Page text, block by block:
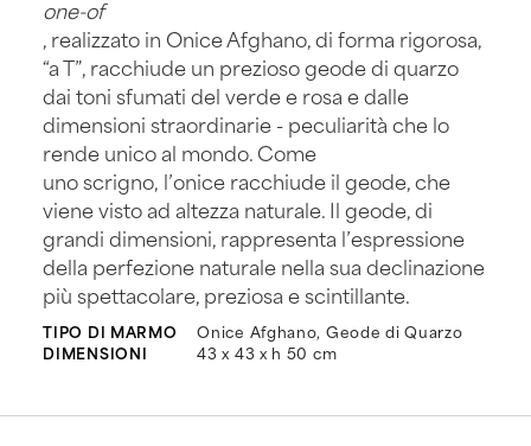
one-of
, realizzato in Onice Afghano, di forma rigorosa,
“a T”, racchiude un prezioso geode di quarzo
dai toni sfumati del verde e rosa e dalle
dimensioni straordinarie - peculiarità che lo
rende unico al mondo. Come
uno scrigno, l’onice racchiude il geode, che
viene visto ad altezza naturale. Il geode, di
grandi dimensioni, rappresenta l’espressione
della perfezione naturale nella sua declinazione
più spettacolare, preziosa e scintillante.
TIPO DI MARMO
Onice Afghano, Geode di Quarzo
DIMENSIONI
43 x 43 x h 50 cm